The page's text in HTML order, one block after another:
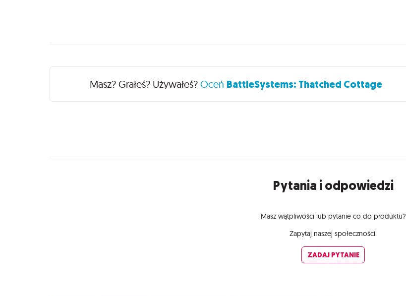
Recenzje
Masz? Grałeś? Używałeś?Oceń BattleSystems: Thatched Cottage
Pytania i odpowiedzi
Masz wątpliwości lub pytanie co do produktu?
Zapytaj naszej społeczności.
ZADAJ PYTANIE